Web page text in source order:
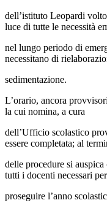
dell’istituto Leopardi
luce di tutte le necessità
nel lungo periodo di
necessitano di
sedimentazione.
L’orario, ancora
la cui nomina, a cura
dell’Ufficio scolastico
essere completata; al
delle procedure si
tutti i docenti necessari per
proseguire l’anno